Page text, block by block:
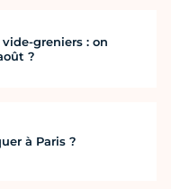
greniers : on
?
à Paris ?